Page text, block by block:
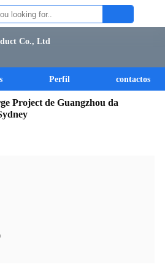
Co., Ltd
Perfil contactos
Project de Guangzhou da